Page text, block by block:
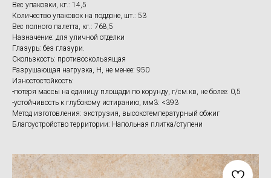
Вес упаковки, кг.: 14,5
Количество упаковок на поддоне, шт.: 53
Вес полного палетта, кг.: 768,5
Назначение: для уличной отделки
Глазурь: без глазури.
Скользкость: противоскользящая
Разрушающая нагрузка, Н, не менее: 950
Изностостойкость:
-потеря массы на единицу площади по корунду, г/см.кв, не более: 0,5
-устойчивость к глубокому истиранию, мм3: <393
Метод изготовления: экструзия, высокотемпературный обжиг
Благоустройство территории: Напольная плитка/ступени